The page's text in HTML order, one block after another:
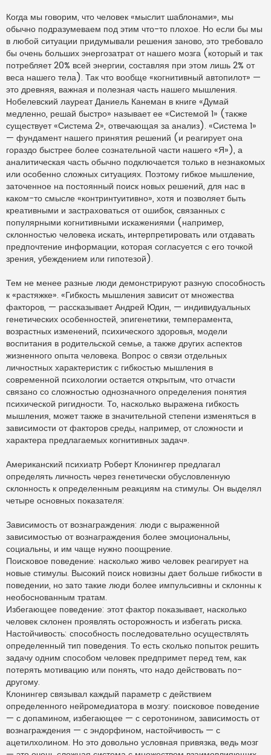
Когда мы говорим, что человек «мыслит шаблонами», мы
обычно подразумеваем под этим что-то плохое. Но если бы мы
в любой ситуации придумывали решения заново, это требовало
бы очень больших энергозатрат от нашего мозга (который и так
потребляет 20% всей энергии, составляя при этом лишь 2% от
веса нашего тела). Так что вообще «когнитивный автопилот» —
это древняя, важная и полезная часть нашего мышления.
Нобелевский лауреат Даниель Канеман в книге «Думай
медленно, решай быстро» называет ее «Системой 1» (также
существует «Система 2», отвечающая за анализ). «Система 1»
— фундамент нашего принятия решений (и реагирует она
гораздо быстрее более сознательной части нашего «Я»), а
аналитическая часть обычно подключается только в незнакомых
или особенно сложных ситуациях. Поэтому гибкое мышление,
заточенное на постоянный поиск новых решений, для нас в
каком-то смысле «контринтуитивно», хотя и позволяет быть
креативными и застраховаться от ошибок, связанных с
популярными когнитивными искажениями (например,
склонностью человека искать, интерпретировать или отдавать
предпочтение информации, которая согласуется с его точкой
зрения, убеждением или гипотезой).
Тем не менее разные люди демонстрируют разную способность
к «растяжке». «Гибкость мышления зависит от множества
факторов, — рассказывает Андрей Юдин, — индивидуальных
генетических особенностей, эпигенетики, темперамента,
возрастных изменений, психического здоровья, модели
воспитания в родительской семье, а также других аспектов
жизненного опыта человека. Вопрос о связи отдельных
личностных характеристик с гибкостью мышления в
современной психологии остается открытым, что отчасти
связано со сложностью однозначного определения понятия
психической ригидности. То, насколько выражена гибкость
мышления, может также в значительной степени изменяться в
зависимости от факторов среды, например, от сложности и
характера предлагаемых когнитивных задач».
Американский психиатр Роберт Клонингер предлагал
определять личность через генетически обусловленную
склонность к определенным реакциям на стимулы. Он выделял
четыре основных показателя:
Зависимость от вознаграждения: люди с выраженной
зависимостью от вознаграждения более эмоциональны,
социальны, и им чаще нужно поощрение.
Поисковое поведение: насколько живо человек реагирует на
новые стимулы. Высокий поиск новизны дает больше гибкости в
поведении, но зато такие люди более импульсивны и склонны к
необоснованным тратам.
Избегающее поведение: этот фактор показывает, насколько
человек склонен проявлять осторожность и избегать риска.
Настойчивость: способность последовательно осуществлять
определенный тип поведения. То есть сколько попыток решить
задачу одним способом человек предпримет перед тем, как
потерять мотивацию или понять, что надо действовать по-
другому.
Клонингер связывал каждый параметр с действием
определенного нейромедиатора в мозгу: поисковое поведение
— с допамином, избегающее — с серотонином, зависимость от
вознаграждения — с эндорфином, настойчивость — с
ацетилхолином. Но это довольно условная привязка, ведь мозг